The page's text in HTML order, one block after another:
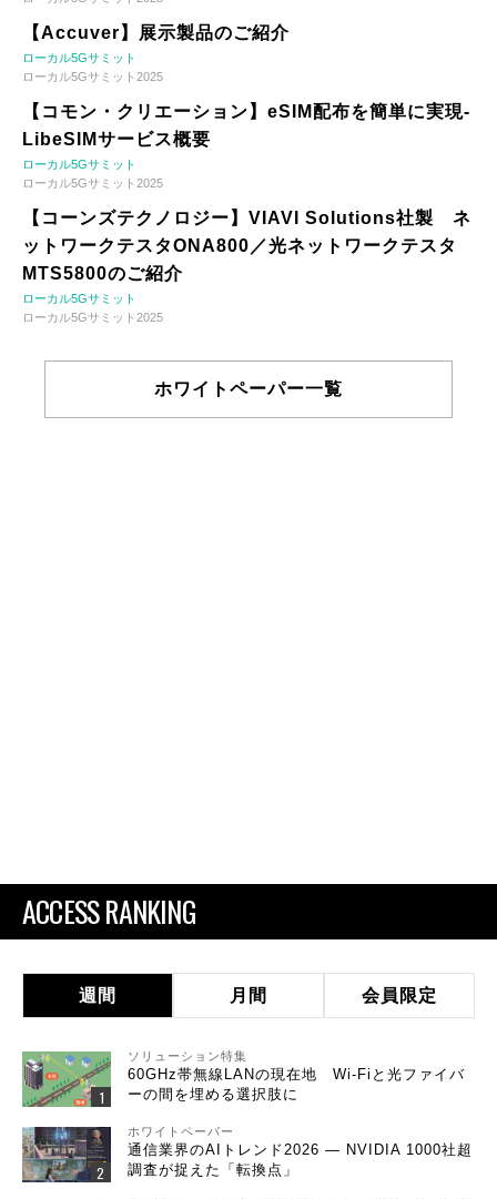
【Accuver】展示製品のご紹介
ローカル5Gサミット
ローカル5Gサミット2025
【コモン・クリエーション】eSIM配布を簡単に実現-
LibeSIMサービス概要
ローカル5Gサミット
ローカル5Gサミット2025
【コーンズテクノロジー】VIAVI Solutions社製 ネ
ットワークテスタONA800／光ネットワークテスタ
MTS5800のご紹介
ローカル5Gサミット
ローカル5Gサミット2025
ホワイトペーパー一覧
ACCESS RANKING
週間 月間 会員限定
ソリューション特集
60GHz帯無線LANの現在地 Wi-Fiと光ファイバ
ーの間を埋める選択肢に
ホワイトペーパー
通信業界のAIトレンド2026 ― NVIDIA 1000社超
調査が捉えた「転換点」